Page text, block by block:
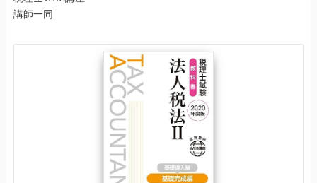
講師一同